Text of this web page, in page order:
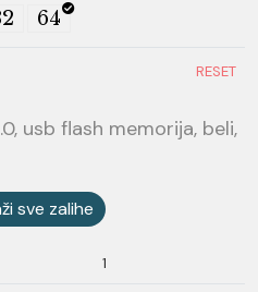
64
RESET
usb flash memorija, beli,
sve zalihe
1